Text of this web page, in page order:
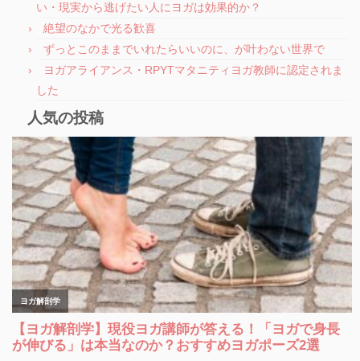
い・現実から逃げたい人にヨガは効果的か？
絶望のなかで光る歓喜
ずっとこのままでいれたらいいのに、が叶わない世界で
ヨガアライアンス・RPYTマタニティヨガ教師に認定されま
した
人気の投稿